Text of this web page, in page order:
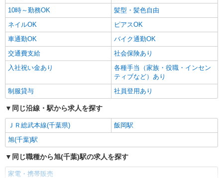
10時～勤務OK
髪型・髪色自由
ネイルOK
ピアスOK
車通勤OK
バイク通勤OK
交通費支給
社会保険あり
入社祝い金あり
各種手当（家族・役職・インセン
ティブなど）あり
制服貸与
社員登用あり
同じ沿線・駅から求人を探す
ＪＲ総武本線(千葉県)
飯岡駅
旭(千葉)駅
同じ職種から旭(千葉)駅の求人を探す
家電・携帯販売